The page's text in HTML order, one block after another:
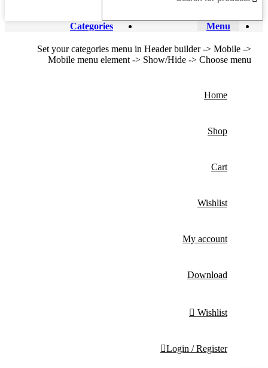
Menu
Categories
Set your categories menu in Header builder -> Mobile ->
Mobile menu element -> Show/Hide -> Choose menu
Home
Shop
Cart
Wishlist
My account
Download
Wishlist
Login / Register